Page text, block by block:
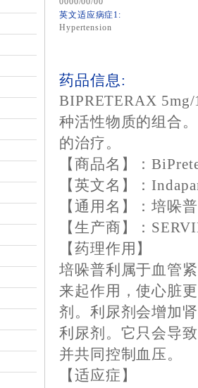
英文适应病症1:
Hypertension
药品信息:
BIPRETERAX
种活性物质的组合
的治疗。
【商品名】：
【英文名】：
【通用名】：培哚
【生产商】：
【药理作用】
培哚普利属于血管
来起作用，使心脏
剂。利尿剂会增加
利尿剂。它只会导
并共同控制血压。
【适应症】